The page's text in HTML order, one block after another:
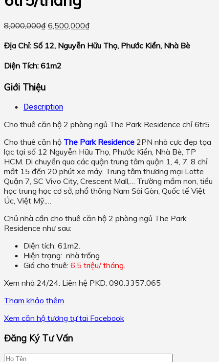
8,000,000₫ 6,500,000₫
Địa Chỉ: Số 12, Nguyễn Hữu Thọ, Phước Kiển, Nhà Bè
Diện Tích: 61m2
Giới Thiệu
Description
Cho thuê căn hộ 2 phòng ngủ The Park Residence chỉ 6tr5
Cho thuê căn hộ The Park Residence 2PN nhà cực đẹp tọa
lạc tại số 12 Nguyễn Hữu Thọ, Phước Kiển, Nhà Bè, TP
HCM. Di chuyển qua các quận trung tâm quận 1, 4, 7, 8 chỉ
mất 15 đến 20 phút xe máy. Trung tâm thương mại Lotte
Quận 7, SC Vivo City, Crescent Mall,… Trường mầm non, tiểu
học trung học cơ sở, phổ thông Nam Sài Gòn, Quốc tế Việt
Úc, Việt Mỹ,…
Chủ nhà cần cho thuê căn hộ 2 phòng ngủ The Park
Residence như sau:
Diện tích: 61m2.
Hiện trạng: nhà trống
Giá cho thuê: 6.5 triệu/ tháng.
Xem nhà 24/24. Liên hệ PKD: 090.3357.065
Tham khảo thêm
Xem căn hộ tương tự tai Facebook
Đăng Ký Tư Vấn